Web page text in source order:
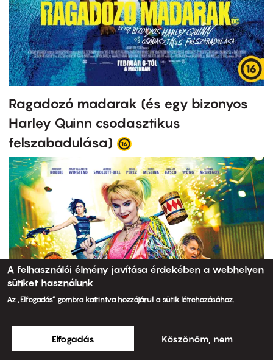
Ragadozó madarak (és egy bizonyos
Harley Quinn csodasztikus
felszabadulása)
A felhasználói élmény javítása érdekében a webhelyen
sütiket használunk
Az „Elfogadás” gombra kattintva hozzájárul a sütik létrehozásához.
Elfogadás Köszönöm, nem